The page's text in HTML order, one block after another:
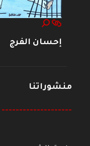
إحسان الفرج
منشوراتنا
--------------------